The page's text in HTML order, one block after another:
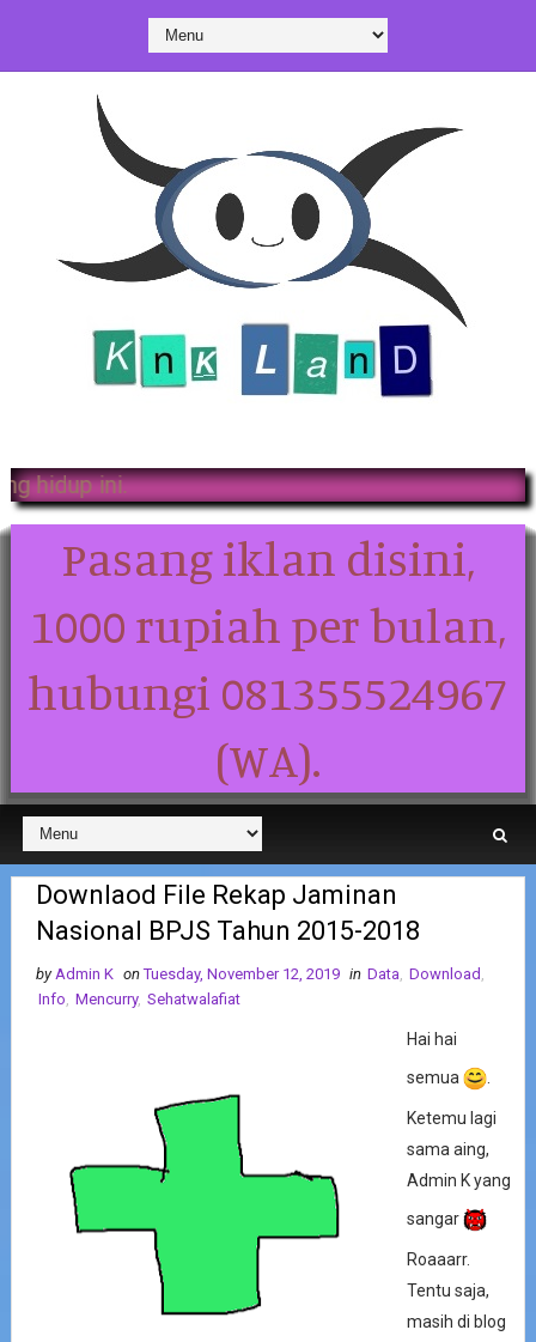
menikmati situs yang hidup ini.
Pasang iklan disini,
1000 rupiah per bulan,
hubungi 081355524967
(WA).
Downlaod File Rekap Jaminan
Nasional BPJS Tahun 2015-2018
by Admin K on Tuesday, November 12, 2019 in Data, Download ,
Info, Mencurry, Sehatwalafiat
Hai hai
semua
.
Ketemu lagi
sama aing,
Admin K yang
sangar
Roaaarr.
Tentu saja,
masih di blog